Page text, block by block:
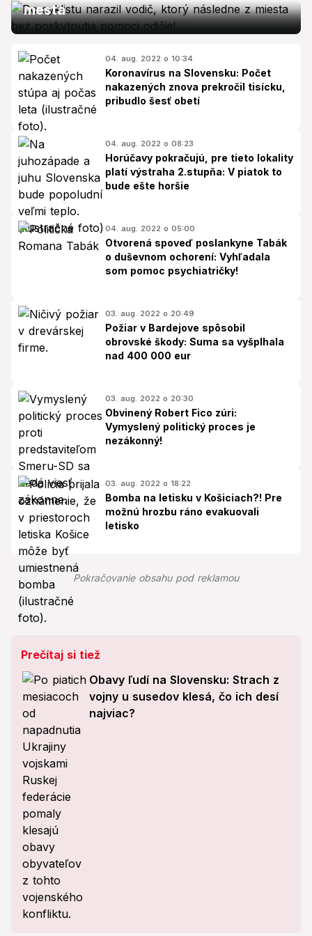
mesta
04. aug. 2022 o 10:34
Koronavírus na Slovensku: Počet
nakazených znova prekročil tisícku,
pribudlo šesť obetí
04. aug. 2022 o 08:23
Horúčavy pokračujú, pre tieto lokality
platí výstraha 2.stupňa: V piatok to
bude ešte horšie
04. aug. 2022 o 05:00
Otvorená spoveď poslankyne Tabák
o duševnom ochorení: Vyhľadala
som pomoc psychiatričky!
03. aug. 2022 o 20:49
Požiar v Bardejove spôsobil
obrovské škody: Suma sa vyšplhala
nad 400 000 eur
03. aug. 2022 o 20:30
Obvinený Robert Fico zúri:
Vymyslený politický proces je
nezákonný!
03. aug. 2022 o 18:22
Bomba na letisku v Košiciach?! Pre
možnú hrozbu ráno evakuovali
letisko
Pokračovanie obsahu pod reklamou
Prečítaj si tiež
Obavy ľudí na Slovensku: Strach z
vojny u susedov klesá, čo ich desí
najviac?